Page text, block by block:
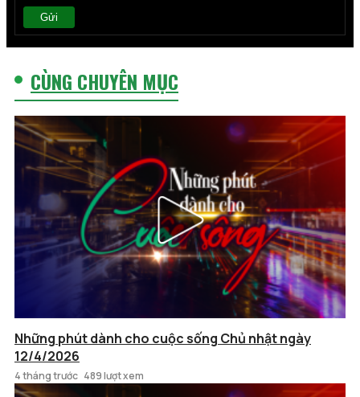
Gửi
CÙNG CHUYÊN MỤC
Những phút dành cho cuộc sống Chủ nhật ngày
12/4/2026
4 tháng trước 489 lượt xem